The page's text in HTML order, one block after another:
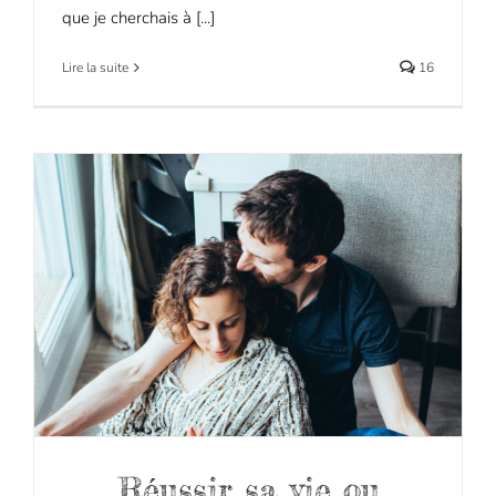
que je cherchais à [...]
Lire la suite 16